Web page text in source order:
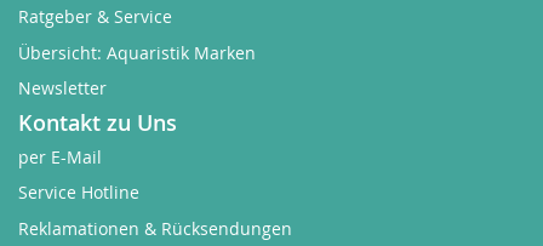
Ratgeber & Service
Übersicht: Aquaristik Marken
Newsletter
Kontakt zu Uns
per E-Mail
Service Hotline
Reklamationen & Rücksendungen